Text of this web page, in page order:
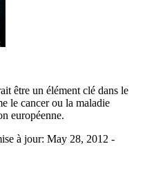
être un élément clé dans le
le cancer ou la maladie
européenne.
à jour: May 28, 2012 -